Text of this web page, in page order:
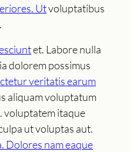
Utvoluptatibus
et. Labore nulla
dolorem possimus
veritatis earum
aliquam voluptatum
voluptatem itaque
ut voluptas aut.
Dolores nam eaque